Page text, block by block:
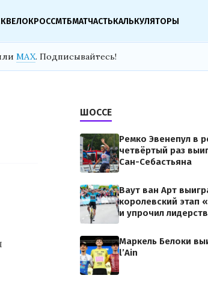
ВЕЛОКРОССМТБМАТЧАСТЬКАЛЬКУЛЯТОРЫ
MAX. Подписывайтесь!
ШОССЕ
Ремко Эвенепул в
четвёртый раз
Сан-Себастьяна
Ваут ван Арт
королевский этап
и упрочил
Маркель Белоки
l’Ain